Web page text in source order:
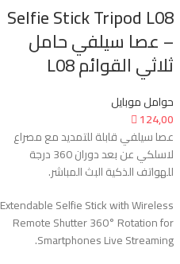
Selfie Stick Tripod L08
– عصا سيلفي حامل
ثلاثي القوائم L08
حوامل موبايل
124,00
عصا سيلفي قابلة للتمديد مع مصراع
لاسلكي عن بعد دوران 360 درجة
للهواتف الذكية البث المباشر.
Extendable Selfie Stick with Wireless
Remote Shutter 360° Rotation for
Smartphones Live Streaming.